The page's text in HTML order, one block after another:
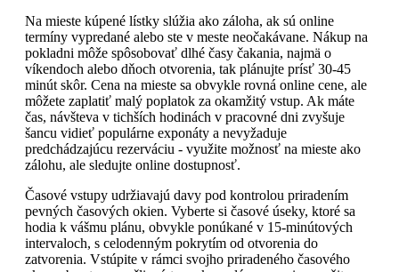
Na mieste kúpené lístky slúžia ako záloha, ak sú online
termíny vypredané alebo ste v meste neočakávane. Nákup na
pokladni môže spôsobovať dlhé časy čakania, najmä o
víkendoch alebo dňoch otvorenia, tak plánujte prísť 30-45
minút skôr. Cena na mieste sa obvykle rovná online cene, ale
môžete zaplatiť malý poplatok za okamžitý vstup. Ak máte
čas, návšteva v tichších hodinách v pracovné dni zvyšuje
šancu vidieť populárne exponáty a nevyžaduje
predchádzajúcu rezerváciu - využite možnosť na mieste ako
zálohu, ale sledujte online dostupnosť.
Časové vstupy udržiavajú davy pod kontrolou priradením
pevných časových okien. Vyberte si časové úseky, ktoré sa
hodia k vášmu plánu, obvykle ponúkané v 15-minútových
intervaloch, s celodenným pokrytím od otvorenia do
zatvorenia. Vstúpite v rámci svojho priradeného časového